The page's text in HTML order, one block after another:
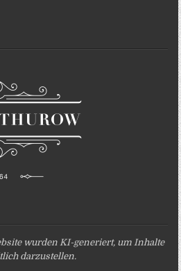
wurden KI-generiert, um Inhalte
darzustellen.